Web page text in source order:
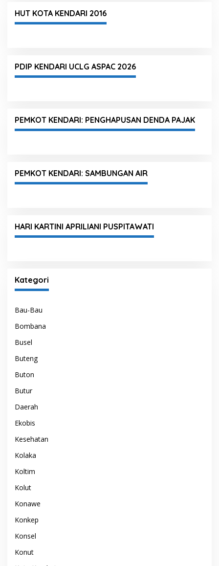
HUT KOTA KENDARI 2016
PDIP KENDARI UCLG ASPAC 2026
PEMKOT KENDARI: PENGHAPUSAN DENDA PAJAK
PEMKOT KENDARI: SAMBUNGAN AIR
HARI KARTINI APRILIANI PUSPITAWATI
Kategori
Bau-Bau
Bombana
Busel
Buteng
Buton
Butur
Daerah
Ekobis
Kesehatan
Kolaka
Koltim
Kolut
Konawe
Konkep
Konsel
Konut